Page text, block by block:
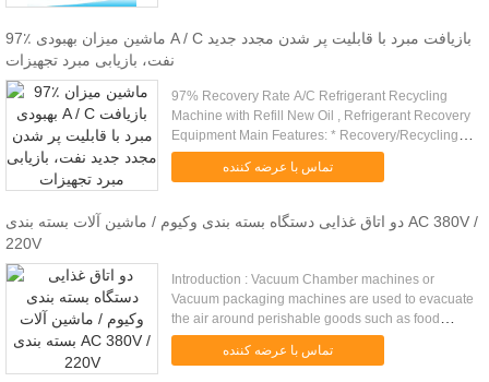
97٪ ماشین میزان بهبودی A / C بازیافت مبرد با قابلیت پر شدن مجدد جدید
نفت، بازیابی مبرد تجهیزات
97% Recovery Rate A/C Refrigerant Recycling
Machine with Refill New Oil , Refrigerant Recovery
Equipment Main Features: * Recovery/Recycling
(drain used oil) * Vacuum * Refill new oil *
Recharge * Recycle...
تماس با عرضه کننده
دو اتاق غذایی دستگاه بسته بندی وکیوم / ماشین آلات بسته بندی AC 380V /
220V
Introduction : Vacuum Chamber machines or
Vacuum packaging machines are used to evacuate
the air around perishable goods such as food
products like cheese and meat whose extension of
shelf life is desired. It ....
تماس با عرضه کننده